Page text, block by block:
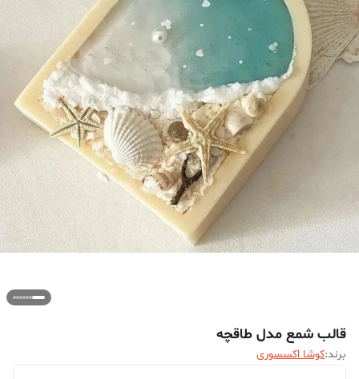
قالب شمع مدل طاقچه
برند:کوشا اکسسوری